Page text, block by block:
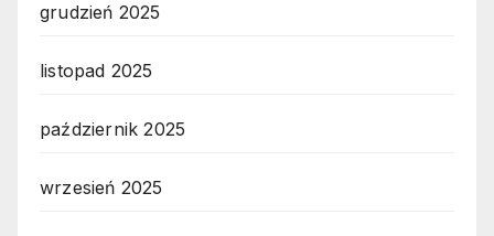
grudzień 2025
listopad 2025
październik 2025
wrzesień 2025